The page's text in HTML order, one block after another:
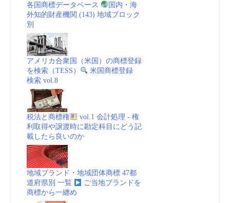
各国商標データベース
国内・海
外知的財産機関 (143) 地域ブロック
別
アメリカ合衆国（米国）の商標登録
を検索（TESS）
米国商標登録
検索 vol.8
税法と商標権
vol.1 会計処理 - 権
利取得や譲渡時に勘定科目にどう記
載したら良いのか
地域ブランド・地域団体商標 47都
道府県別 一覧
ご当地ブランドを
商標から一纏め